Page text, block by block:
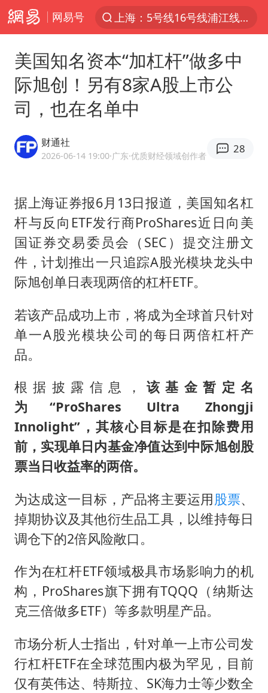
网易号
跨界融合拉长夏日经济消费链条
白海豚5次眼壁置换
2025年小学教师减少13.19万
《披荆斩棘》阵容官宣
白海豚或提早3小时登陆
上海大部迎大暴雨
武契奇会见泽连斯基有何意图
“伊斯兰版北约”出现
以军士兵把枪口对准中国记者
构建更高水平的全民健身公共服务体系
美国知名资本“加杠杆”做多中
际旭创！另有8家A股上市公
司，也在名单中
财通社
2026-06-14 19:00·广东·优质财经领域创作者
28
据上海证券报6月13日报道，美国知名杠
杆与反向ETF发行商ProShares近日向美
国证券交易委员会（SEC）提交注册文
件，计划推出一只追踪A股光模块龙头中
际旭创单日表现两倍的杠杆ETF。
若该产品成功上市，将成为全球首只针对
单一A股光模块公司的每日两倍杠杆产
品。
根据披露信息， 该基金暂定名
为“ProShares Ultra Zhongji
Innolight”，其核心目标是在扣除费用
前，实现单日内基金净值达到中际旭创股
票当日收益率的两倍。
为达成这一目标，产品将主要运用股票、
掉期协议及其他衍生品工具，以维持每日
调仓下的2倍风险敞口。
作为在杠杆ETF领域极具市场影响力的机
构，ProShares旗下拥有TQQQ（纳斯达
克三倍做多ETF）等多款明星产品。
市场分析人士指出，针对单一上市公司发
行杠杆ETF在全球范围内极为罕见，目前
仅有英伟达、特斯拉、SK海力士等少数全